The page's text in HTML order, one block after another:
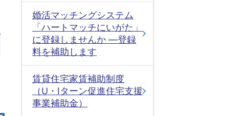
婚活マッチングシステム
「ハートマッチにいがた」
に登録しませんか ―登録
料を補助します
賃貸住宅家賃補助制度
（U・Iターン促進住宅支援
事業補助金）